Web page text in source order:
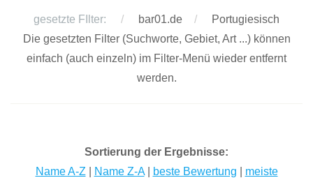
gesetzte FIlter: bar01.de
Portugiesisch
Die gesetzten Filter (Suchworte, Gebiet, Art ...) können
einfach (auch einzeln) im Filter-Menü wieder entfernt
werden.
Sortierung der Ergebnisse:
Name A-Z
Name Z-A| beste Bewertung
meiste